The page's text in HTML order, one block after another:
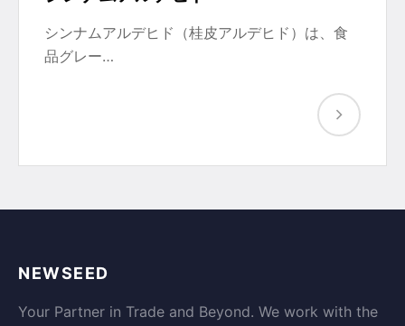
シンナムアルデヒド（桂皮アルデヒド）は、食
品グレー…
NEWSEED
Your Partner in Trade and Beyond. We work with the